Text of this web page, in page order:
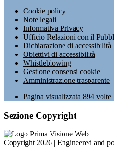
Cookie policy
Note legali
Informativa Privacy
Ufficio Relazioni con il
Dichiarazione di accessibilità
Obiettivi di accessibilità
Whistleblowing
Gestione consensi cookie
Amministrazione trasparente
Pagina visualizzata 894 volte
Sezione Copyright
Copyright 2026 | Engineered and